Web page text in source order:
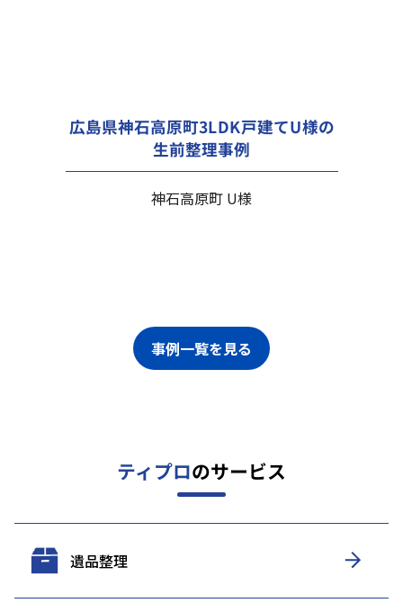
広島県神石高原町3LDK戸建てU様の
生前整理事例
神石高原町 U様
事例一覧を見る
ティプロのサービス
遺品整理